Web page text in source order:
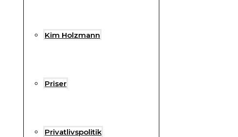
Kim Holzmann
Priser
Privatlivspolitik